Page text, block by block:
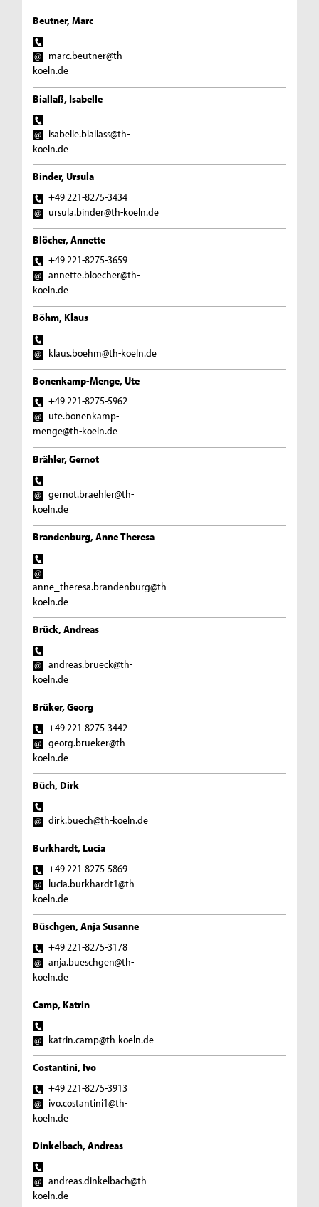
Beutner, Marc
marc.beutner@th-
koeln.de
Biallaß, Isabelle
isabelle.biallass@th-
koeln.de
Binder, Ursula
+49 221-8275-3434
ursula.binder@th-koeln.de
Blöcher, Annette
+49 221-8275-3659
annette.bloecher@th-
koeln.de
Böhm, Klaus
klaus.boehm@th-koeln.de
Bonenkamp-Menge, Ute
+49 221-8275-5962
ute.bonenkamp-
menge@th-koeln.de
Brähler, Gernot
gernot.braehler@th-
koeln.de
Brandenburg, Anne Theresa
anne_theresa.brandenburg@th-
koeln.de
Brück, Andreas
andreas.brueck@th-
koeln.de
Brüker, Georg
+49 221-8275-3442
georg.brueker@th-
koeln.de
Büch, Dirk
dirk.buech@th-koeln.de
Burkhardt, Lucia
+49 221-8275-5869
lucia.burkhardt1@th-
koeln.de
Büschgen, Anja Susanne
+49 221-8275-3178
anja.bueschgen@th-
koeln.de
Camp, Katrin
katrin.camp@th-koeln.de
Costantini, Ivo
+49 221-8275-3913
ivo.costantini1@th-
koeln.de
Dinkelbach, Andreas
andreas.dinkelbach@th-
koeln.de